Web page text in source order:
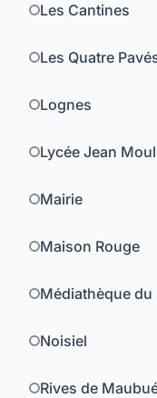
Les Cantines
Les Quatre
Lognes
Lycée Jean
Mairie
Maison Rouge
Médiathèque
Noisiel
Rives de